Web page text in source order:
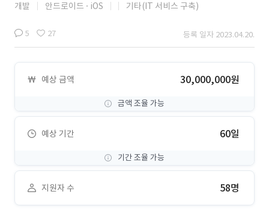
개발 안드로이드 iOS 기타(IT 서비스 구축)
5 27 등록 일자 2023.04.20.
예상 금액 30,000,000원
금액 조율 가능
예상 기간 60일
기간 조율 가능
지원자 수 58명